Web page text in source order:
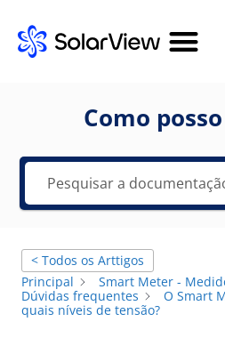
Como
< Todos os Arttigos
Principal
Smart Meter -
Dúvidas frequentes
O Smart
quais níveis de tensão?